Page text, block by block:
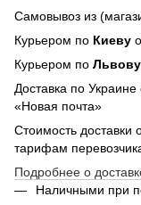
Самовывоз из
Курьером по Киеву
Курьером по Львову
Доставка по
«Новая почта»
Стоимость доставки
тарифам
Подробнее о
Наличными при